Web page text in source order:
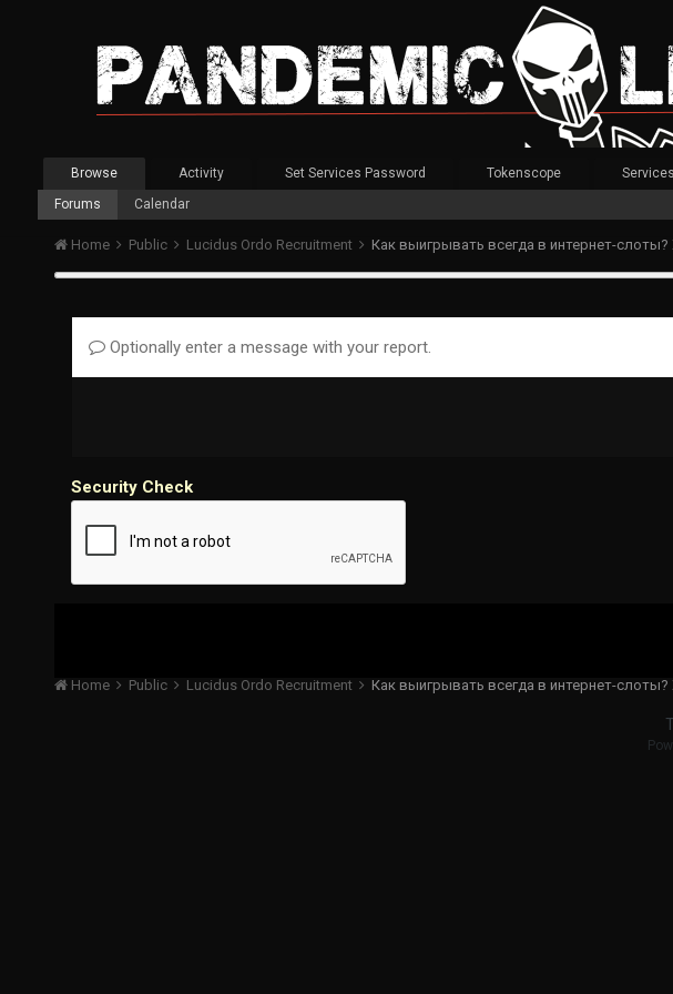
Browse
Forums
Calendar
Activity Set Services Password Tokenscope Services
Home Public Lucidus Ordo Recruitment Как выигрывать всегда в интернет-
Optionally enter a message with your report.
Security Check
Home Public Lucidus Ordo Recruitment Как выигрывать всегда в интернет-